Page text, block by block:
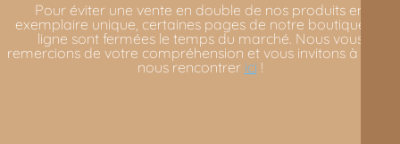
Pour éviter une vente en double de nos produits en
exemplaire unique, certaines pages de notre boutique en
ligne sont fermées le temps du marché. Nous vous
remercions de votre compréhension et vous invitons à venir
nous rencontrer ici !